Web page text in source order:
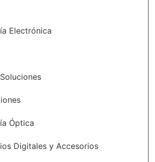
Electrónica
Óptica
Digitales y Accesorios